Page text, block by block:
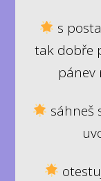
s
tak dobře
pánev
sáhneš